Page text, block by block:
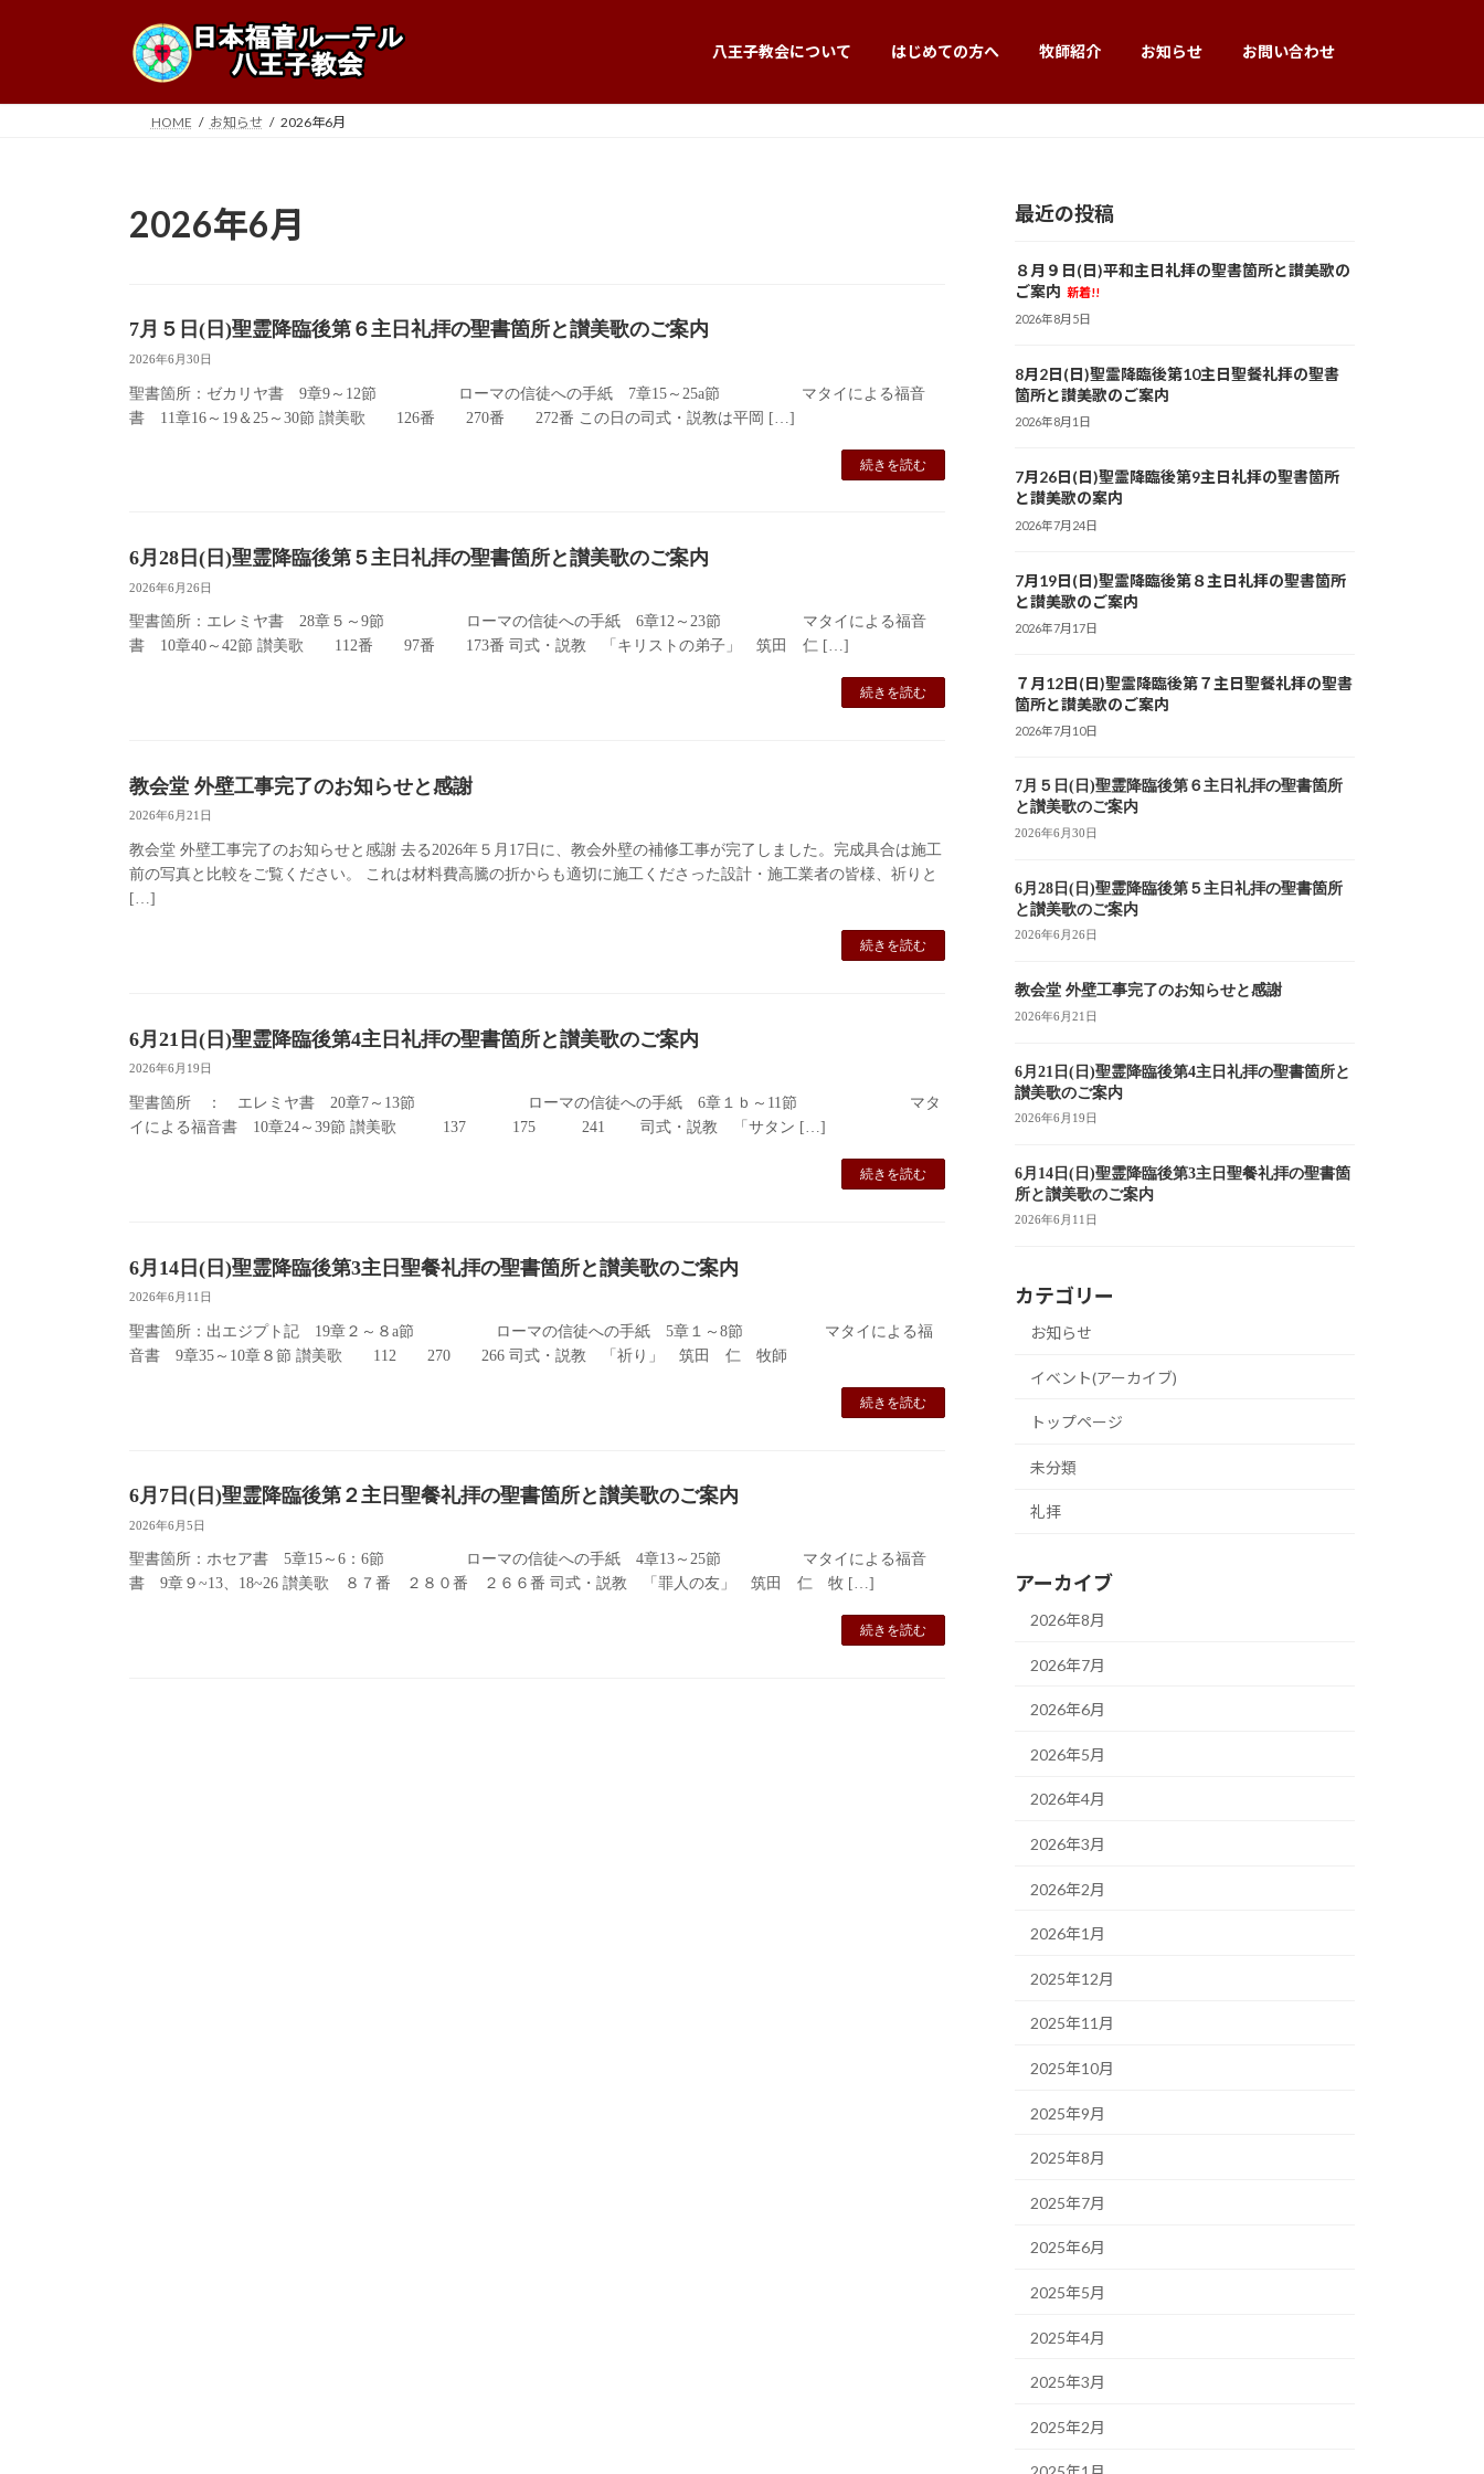
八王子教会について はじめての方へ 牧師紹介 お知らせ お問い合わせ
HOME お知らせ 2026年6月
2026年6月
7月５日(日)聖霊降臨後第６主日礼拝の聖書箇所と讃美歌のご案内
2026年6月30日
聖書箇所：ゼカリヤ書 9章9～12節 ローマの信徒への手紙 7章15～25a節 マタイによる福音
書 11章16～19＆25～30節 讃美歌 126番 270番 272番 この日の司式・説教は平岡 […]
続きを読む
6月28日(日)聖霊降臨後第５主日礼拝の聖書箇所と讃美歌のご案内
2026年6月26日
聖書箇所：エレミヤ書 28章５～9節 ローマの信徒への手紙 6章12～23節 マタイによる福音
書 10章40～42節 讃美歌 112番 97番 173番 司式・説教 「キリストの弟子」 筑田 仁 […]
続きを読む
教会堂 外壁工事完了のお知らせと感謝
2026年6月21日
教会堂 外壁工事完了のお知らせと感謝 去る2026年５月17日に、教会外壁の補修工事が完了しました。完成具合は施工
前の写真と比較をご覧ください。 これは材料費高騰の折からも適切に施工くださった設計・施工業者の皆様、祈りと
[…]
続きを読む
6月21日(日)聖霊降臨後第4主日礼拝の聖書箇所と讃美歌のご案内
2026年6月19日
聖書箇所 ： エレミヤ書 20章7～13節 ローマの信徒への手紙 6章１ｂ～11節 マタ
イによる福音書 10章24～39節 讃美歌 137 175 241 司式・説教 「サタン […]
続きを読む
6月14日(日)聖霊降臨後第3主日聖餐礼拝の聖書箇所と讃美歌のご案内
2026年6月11日
聖書箇所：出エジプト記 19章２～８a節 ローマの信徒への手紙 5章１～8節 マタイによる福
音書 9章35～10章８節 讃美歌 112 270 266 司式・説教 「祈り」 筑田 仁 牧師
続きを読む
6月7日(日)聖霊降臨後第２主日聖餐礼拝の聖書箇所と讃美歌のご案内
2026年6月5日
聖書箇所：ホセア書 5章15～6：6節 ローマの信徒への手紙 4章13～25節 マタイによる福音
書 9章９~13、18~26 讃美歌 ８７番 ２８０番 ２６６番 司式・説教 「罪人の友」 筑田 仁 牧 […]
続きを読む
最近の投稿
８月９日(日)平和主日礼拝の聖書箇所と讃美歌の
ご案内 新着!!
2026年8月5日
8月2日(日)聖霊降臨後第10主日聖餐礼拝の聖書
箇所と讃美歌のご案内
2026年8月1日
7月26日(日)聖霊降臨後第9主日礼拝の聖書箇所
と讃美歌の案内
2026年7月24日
7月19日(日)聖霊降臨後第８主日礼拝の聖書箇所
と讃美歌のご案内
2026年7月17日
７月12日(日)聖霊降臨後第７主日聖餐礼拝の聖書
箇所と讃美歌のご案内
2026年7月10日
7月５日(日)聖霊降臨後第６主日礼拝の聖書箇所
と讃美歌のご案内
2026年6月30日
6月28日(日)聖霊降臨後第５主日礼拝の聖書箇所
と讃美歌のご案内
2026年6月26日
教会堂 外壁工事完了のお知らせと感謝
2026年6月21日
6月21日(日)聖霊降臨後第4主日礼拝の聖書箇所と
讃美歌のご案内
2026年6月19日
6月14日(日)聖霊降臨後第3主日聖餐礼拝の聖書箇
所と讃美歌のご案内
2026年6月11日
カテゴリー
お知らせ
イベント(アーカイブ)
トップページ
未分類
礼拝
アーカイブ
2026年8月
2026年7月
2026年6月
2026年5月
2026年4月
2026年3月
2026年2月
2026年1月
2025年12月
2025年11月
2025年10月
2025年9月
2025年8月
2025年7月
2025年6月
2025年5月
2025年4月
2025年3月
2025年2月